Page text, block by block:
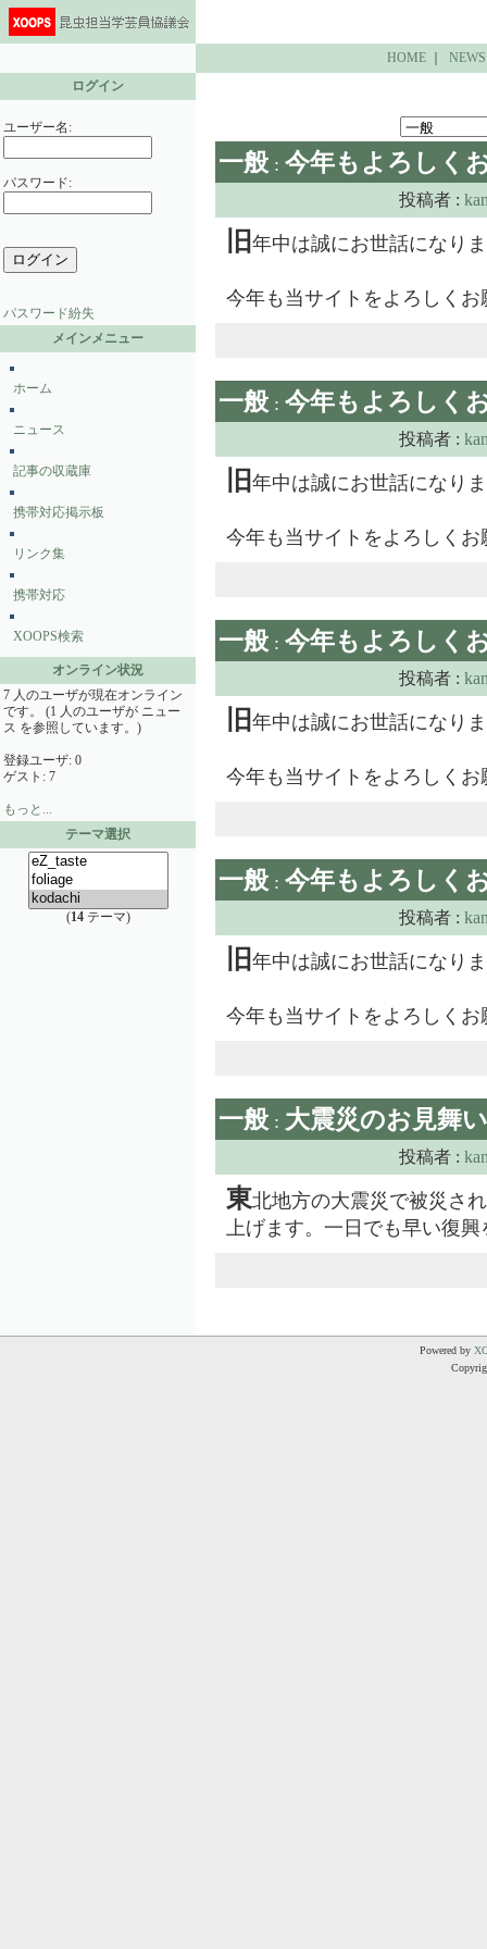
HOME｜ NEWS
ログイン
ユーザー名:
パスワード:
パスワード紛失
メインメニュー
ホーム
ニュース
記事の収蔵庫
携帯対応掲示板
リンク集
携帯対応
XOOPS検索
オンライン状況
7 人のユーザが現在オンライン
です。 (1 人のユーザが ニュー
ス を参照しています。)
登録ユーザ: 0
ゲスト: 7
もっと...
テーマ選択
(14テーマ)
一般 : 今年もよろしく
投稿者 :
旧 年中は誠にお世話になり
今年も当サイトをよろしく
一般 : 今年もよろしく
投稿者 :
旧 年中は誠にお世話になり
今年も当サイトをよろしく
一般 : 今年もよろしく
投稿者 :
旧 年中は誠にお世話になり
今年も当サイトをよろしく
一般 : 今年もよろしく
投稿者 :
旧 年中は誠にお世話になり
今年も当サイトをよろしく
一般 : 大震災のお見舞い
投稿者 :
東北地方の大震災で被災さ
上げます。一日でも早い復
Powered by